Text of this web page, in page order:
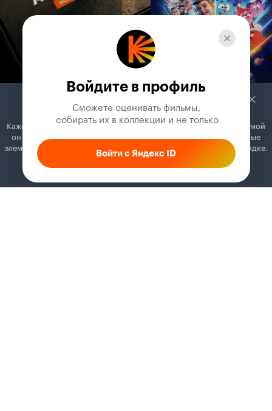
Войдите в профиль
Сможете оценивать фильмы,
собирать их в коллекции и не только
Войти с Яндекс ID
Кажется, вы используете блокировщик рекламы. Вместе с рекламой
он может отключать постеры, папки с фильмами и другие важные
элементы. Добавьте Кинопоиск в исключения, и всё будет в порядке.
Как это сделать